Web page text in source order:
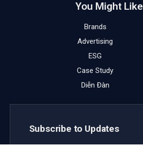
You Might Like
Brands
Advertising
ESG
Case Study
Diễn Đàn
Subscribe to Updates